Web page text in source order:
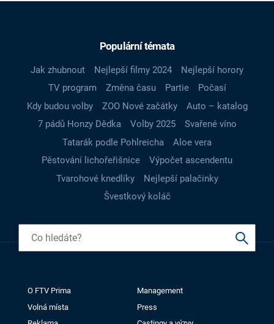
Populární témata
Jak zhubnout Nejlepší filmy 2024
Nejlepší horory
TV program
Změna času Partie
Počasí
Kdy budou volby
ZOO Nové začátky
Auto – katalog
7 pádů Honzy Dědka
Volby 2025
Svařené víno
Tatarák podle Pohlreicha
Aloe vera
Pěstování lichořeřišnice
Výpočet ascendentu
Tvarohové knedlíky
Nejlepší palačinky
Švestkový koláč
O FTV Prima
Management
Volná místa
Press